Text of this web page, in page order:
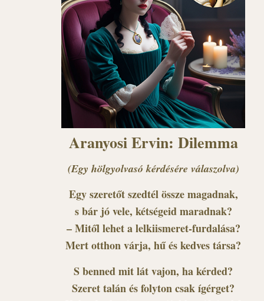
Aranyosi Ervin: Dilemma
(Egy hölgyolvasó kérdésére válaszolva)
Egy szeretőt szedtél össze magadnak,
s bár jó vele, kétségeid maradnak?
– Mitől lehet a lelkiismeret-furdalása?
Mert otthon várja, hű és kedves társa?
S benned mit lát vajon, ha kérded?
Szeret talán és folyton csak ígérget?